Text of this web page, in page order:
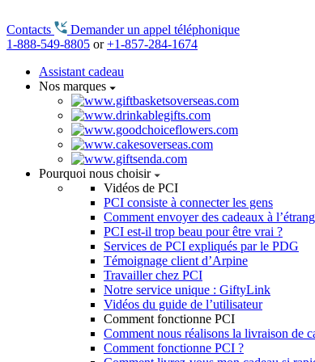
Contacts
Demander un appel téléphonique
1-888-549-8805 or+1-857-284-1674
Assistant cadeau
Nos marques
Pourquoi nous choisir
Vidéos de PCI
PCI consiste à connecter les gens
Comment envoyer des cadeaux à
PCI est-il trop beau pour être vrai ?
Services de PCI expliqués par le PDG
Témoignage client d’Arpine
Travailler chez PCI
Notre service unique : GiftyLink
Vidéos du guide de l’utilisateur
Comment fonctionne PCI
Comment nous réalisons la livraison de
Comment fonctionne PCI ?